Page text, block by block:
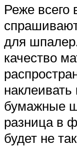
Реже всего
для
качество
бумажные
разница в
будет не